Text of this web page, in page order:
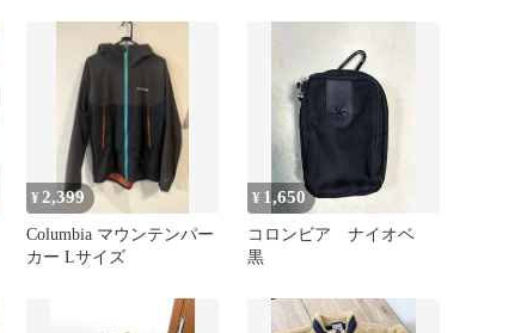
¥ 2,399
Columbia マウンテンパー
カー Lサイズ
¥ 1,650
コロンビア ナイオベ
黒